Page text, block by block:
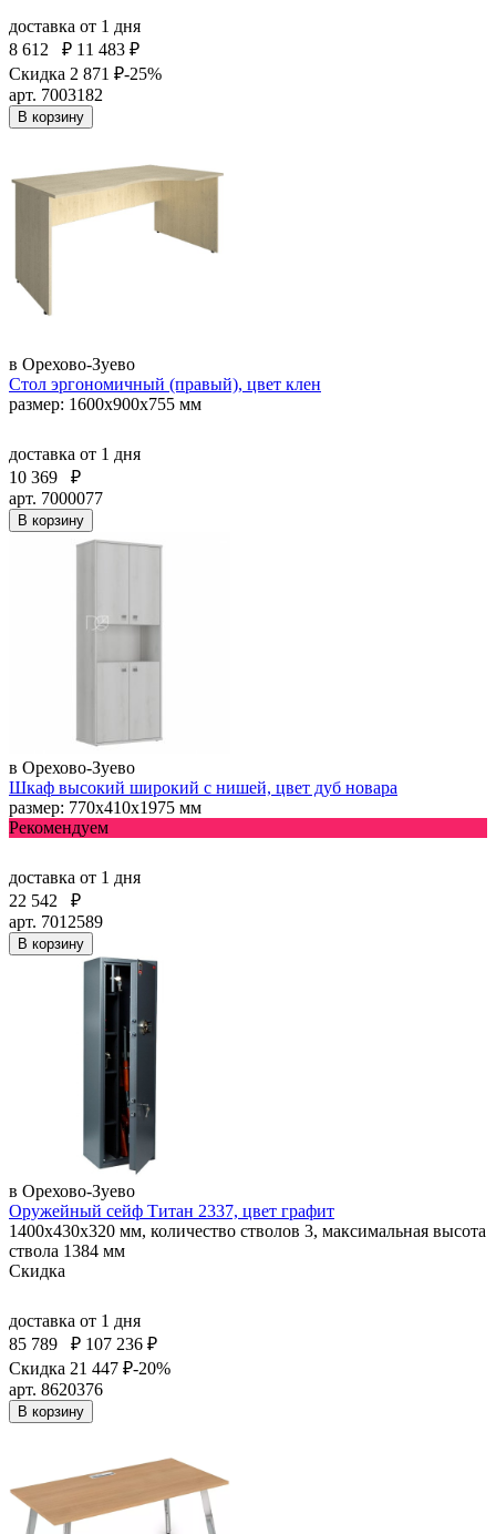
доставка от 1 дня
8 612
₽ 11 483 ₽
Скидка 2 871 ₽-25%
арт. 7003182
В корзину
в Орехово-Зуево
Стол эргономичный (правый), цвет клен
размер: 1600х900х755 мм
доставка от 1 дня
10 369
₽
арт. 7000077
В корзину
в Орехово-Зуево
Шкаф высокий широкий с нишей, цвет дуб новара
размер: 770х410х1975 мм
Рекомендуем
доставка от 1 дня
22 542
₽
арт. 7012589
В корзину
в Орехово-Зуево
Оружейный сейф Титан 2337, цвет графит
1400x430x320 мм, количество стволов 3, максимальная высота
ствола 1384 мм
Скидка
доставка от 1 дня
85 789
₽ 107 236 ₽
Скидка 21 447 ₽-20%
арт. 8620376
В корзину